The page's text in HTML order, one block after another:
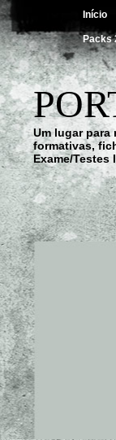
Início
Packs
Um lugar
formativas,
Exame/